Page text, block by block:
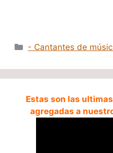
Categorías
- Cantantes de
Estas son las
agregadas a